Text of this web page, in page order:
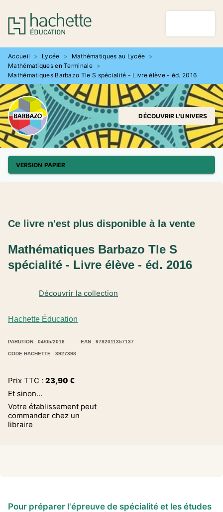
MENU RECHERCHE
PIED DE PAGE
Accueil > Lycée > Mathématiques au Lycée >
Mathématiques en Terminale
>
Mathématiques Barbazo Tle S spécialité - Livre élève - éd. 2016
DÉCOUVRIR L'UNIVERS
VERSION PAPIER
Hachette Éducation
Découvrir la collection
Mathématiques Barbazo Tle S
spécialité - Livre élève - éd. 2016
Ce livre n'est plus disponible à la vente
PARUTION : 04/05/2016 EAN : 9782011357137
CODE HACHETTE : 3927398
Prix TTC : 23,90 €
Et sinon...
Votre établissement peut
commander chez un
libraire
Pour préparer l'épreuve de spécialité et les études